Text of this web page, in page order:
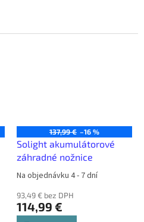
137,99 € –16 %
Solight akumulátorové
záhradné nožnice
Na objednávku 4 - 7 dní
93,49 € bez DPH
114,99 €